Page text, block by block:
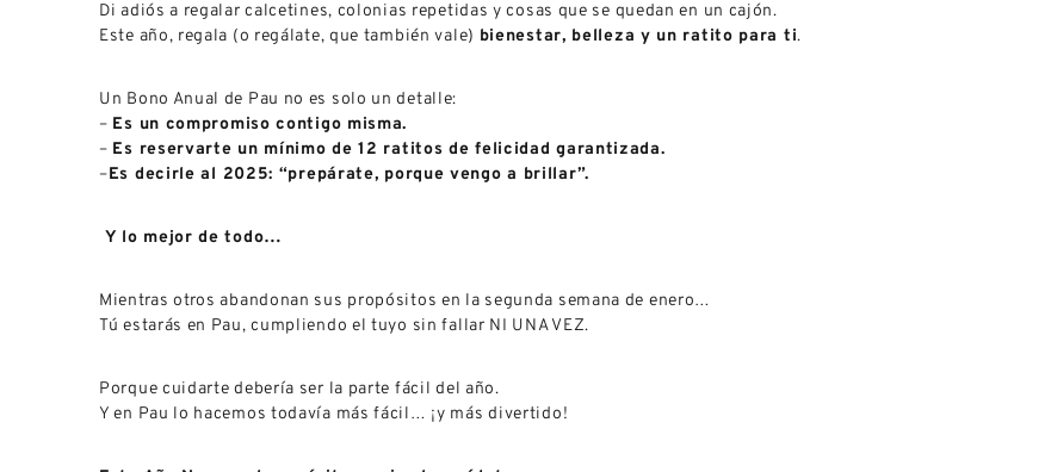
Di adiós a regalar calcetines, colonias repetidas y cosas que se quedan en un cajón.
Este año, regala (o regálate, que también vale) bienestar, belleza y un ratito para ti.
Un Bono Anual de Pau no es solo un detalle:
– Es un compromiso contigo misma.
– Es reservarte un mínimo de 12 ratitos de felicidad garantizada.
–Es decirle al 2025: “prepárate, porque vengo a brillar”.
Y lo mejor de todo…
Mientras otros abandonan sus propósitos en la segunda semana de enero…
Tú estarás en Pau, cumpliendo el tuyo sin fallar NI UNA VEZ.
Porque cuidarte debería ser la parte fácil del año.
Y en Pau lo hacemos todavía más fácil… ¡y más divertido!